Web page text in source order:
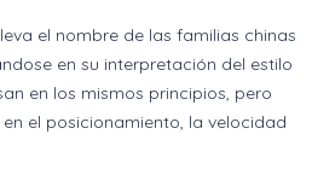
el nombre de las familias chinas
en su interpretación del estilo
en los mismos principios, pero
el posicionamiento, la velocidad